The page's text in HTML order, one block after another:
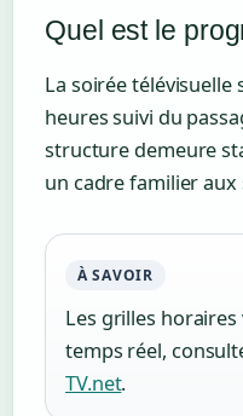
Quel est le
La soirée télévisuelle
heures suivi du
structure demeure
un cadre familier
À SAVOIR
Les grilles
temps réel,
TV.net.